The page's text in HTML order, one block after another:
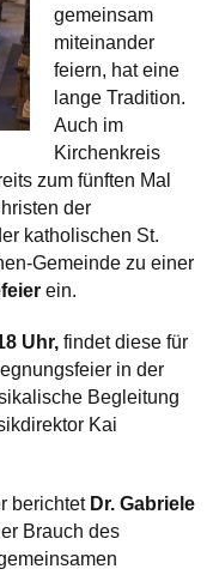
gemeinsam
miteinander
feiern, hat eine
lange Tradition.
Auch im
Kirchenkreis
zum fünften Mal
der
katholischen St.
Gemeinde zu einer
ein.
Uhr, findet diese für
in der
Begleitung
Kai
berichtet Dr. Gabriele
Brauch des